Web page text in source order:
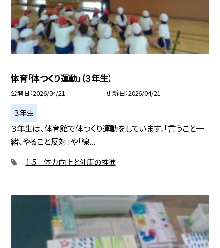
体育「体つくり運動」（３年生）
公開日 2026/04/21 更新日 2026/04/21
３年生
３年生は、体育館で体つくり運動をしています。「言うこと一
緒、やること反対」や「線...
1-5 体力向上と健康の推進